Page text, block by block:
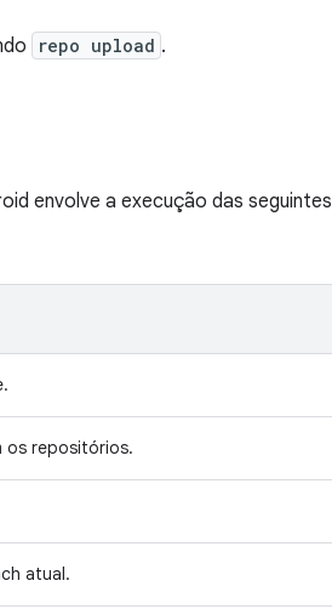
repo upload .
envolve a execução das seguintes
os repositórios.
atual.